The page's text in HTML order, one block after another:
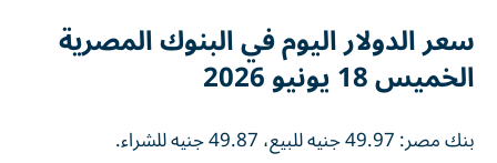
سعر الدولار اليوم في البنوك المصرية
الخميس 18 يونيو 2026
بنك مصر: 49.97 جنيه للبيع، 49.87 جنيه للشراء.